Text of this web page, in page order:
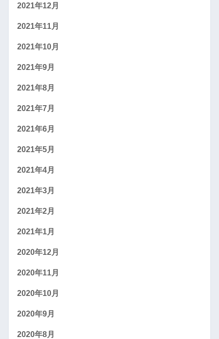
2021年12月
2021年11月
2021年10月
2021年9月
2021年8月
2021年7月
2021年6月
2021年5月
2021年4月
2021年3月
2021年2月
2021年1月
2020年12月
2020年11月
2020年10月
2020年9月
2020年8月